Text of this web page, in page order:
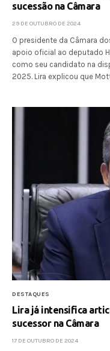
sucessão na Câmara
29 DE OUTUBRO DE 2024
O presidente da Câmara
apoio oficial ao deputado
como seu candidato na
2025. Lira explicou que
DESTAQUES
Lira já intensifica
sucessor na Câmara
17 DE OUTUBRO DE 2024